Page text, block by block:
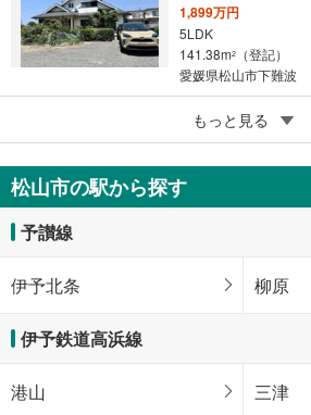
1,899万円
5LDK
141.38m2
（登記）
愛媛県松山市下難波
成約でもらえる
松山市湯の山4丁目
1,799万円
4SLDK
128.54m （登記）
もっと見る
松山市の駅から探す
予讃線
伊予北条 柳原
伊予鉄道高浜線
港山 三津